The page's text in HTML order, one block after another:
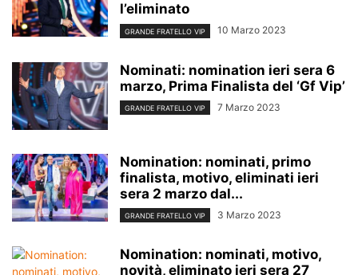
l’eliminato
GRANDE FRATELLO VIP 10 Marzo 2023
Nominati: nomination ieri sera 6
marzo, Prima Finalista del ‘Gf Vip’
GRANDE FRATELLO VIP 7 Marzo 2023
Nomination: nominati, primo
finalista, motivo, eliminati ieri
sera 2 marzo dal...
GRANDE FRATELLO VIP 3 Marzo 2023
Nomination: nominati, motivo,
novità, eliminato ieri sera 27